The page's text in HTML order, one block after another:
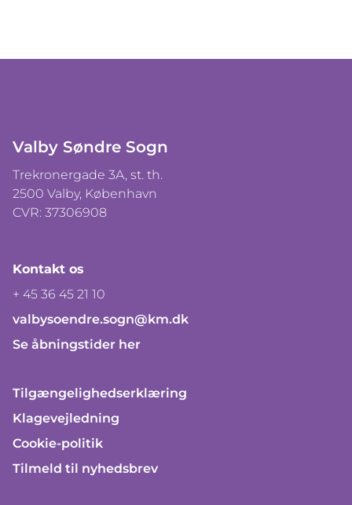
Valby Søndre Sogn
Trekronergade 3A, st. th.
2500 Valby, København
CVR: 37306908
Kontakt os
+ 45 36 45 21 10
valbysoendre.sogn@km.dk
Se åbningstider her
Tilgængelighedserklæring
Klagevejledning
Cookie-politik
Tilmeld til nyhedsbrev